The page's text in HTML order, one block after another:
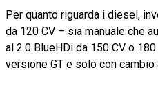
Per quanto riguarda i diesel,
da 120 CV – sia manuale che
al 2.0 BlueHDi da 150 CV o
versione GT e solo con cambio